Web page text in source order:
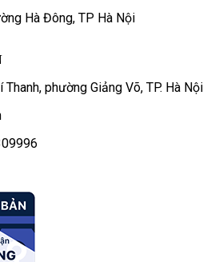
Hà Đông, TP Hà Nội
phường Giảng Võ, TP. Hà Nội